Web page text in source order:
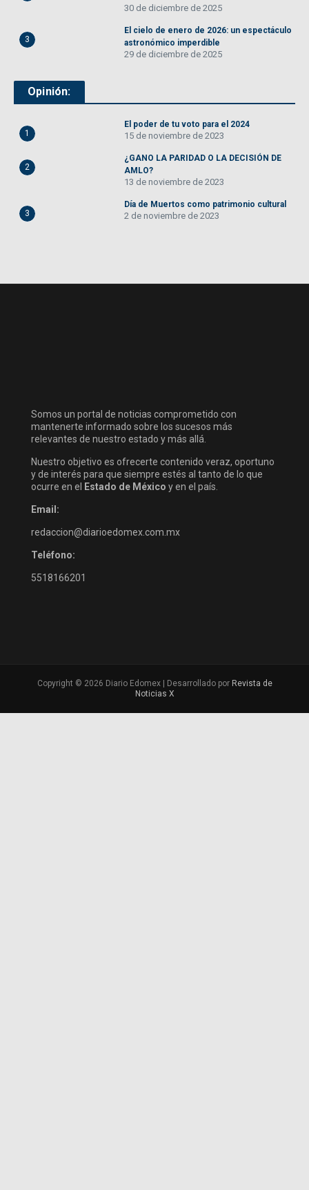
30 de diciembre de 2025
3
El cielo de enero de 2026: un espectáculo
astronómico imperdible
29 de diciembre de 2025
Opinión:
1
El poder de tu voto para el 2024
15 de noviembre de 2023
2
¿GANO LA PARIDAD O LA DECISIÓN DE
AMLO?
13 de noviembre de 2023
3
Día de Muertos como patrimonio cultural
2 de noviembre de 2023
Somos un portal de noticias comprometido con
mantenerte informado sobre los sucesos más
relevantes de nuestro estado y más allá.
Nuestro objetivo es ofrecerte contenido veraz, oportuno
y de interés para que siempre estés al tanto de lo que
ocurre en el
Estado de México y en el país.
Email:
redaccion@diarioedomex.com.mx
Teléfono:
5518166201
Copyright © 2026 Diario Edomex | Desarrollado por Revista de
Noticias X